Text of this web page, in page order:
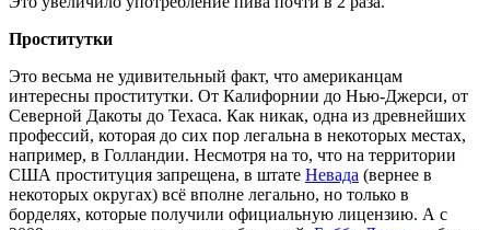
Проститутки
Это весьма не удивительный факт, что американцам
интересны проститутки. От Калифорнии до Нью-Джерси, от
Северной Дакоты до Техаса. Как никак, одна из древнейших
профессий, которая до сих пор легальна в некоторых местах,
например, в Голландии. Несмотря на то, что на территории
США проституция запрещена, в штате Невада (вернее в
некоторых округах) всё вполне легально, но только в
борделях, которые получили официальную лицензию. А с